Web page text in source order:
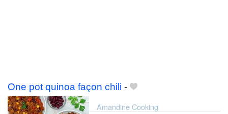
One pot quinoa façon chili -
Amandine Cooking